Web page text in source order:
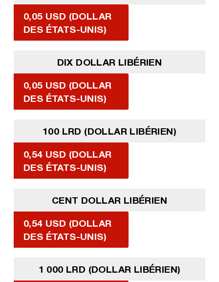
0,05 USD (DOLLAR
DES ÉTATS-UNIS)
DIX DOLLAR LIBÉRIEN
0,05 USD (DOLLAR
DES ÉTATS-UNIS)
100 LRD (DOLLAR LIBÉRIEN)
0,54 USD (DOLLAR
DES ÉTATS-UNIS)
CENT DOLLAR LIBÉRIEN
0,54 USD (DOLLAR
DES ÉTATS-UNIS)
1 000 LRD (DOLLAR LIBÉRIEN)